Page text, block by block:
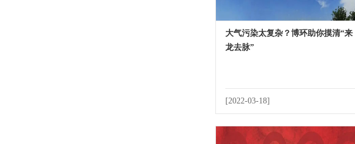
大气污染太复杂？博环助你摸清“来
龙去脉”
[2022-03-18]